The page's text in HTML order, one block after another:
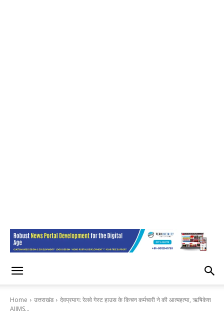
Home उत्तराखंड
देवप्रयाग: रेलवे गेस्ट हाउस के किचन कर्मचारी ने की आत्महत्या, ऋषिकेश
AIIMS...